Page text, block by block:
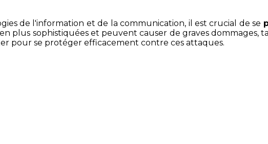
de l'information et de la communication, il est crucial de se
plus sophistiquées et peuvent causer de graves
pour se protéger efficacement contre ces attaques.